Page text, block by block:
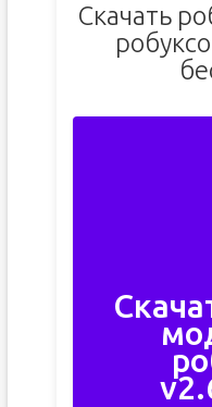
Скачать